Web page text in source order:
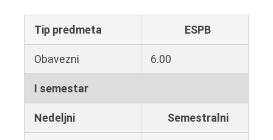
Tip predmeta ESPB
Obavezni 6.00
I semestar
Nedeljni Semestralni